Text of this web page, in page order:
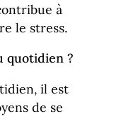
à
le stress.
quotidien ?
il est
de se